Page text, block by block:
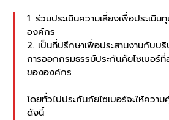
1. ร่วมประเมินความเสี่ยงเพื่อประเมิน
องค์กร
2. เป็นที่ปรึกษาเพื่อประสานงานกับบ
การออกกรมธรรม์ประกันภัยไซเบอร์
ขององค์กร
โดยทั่วไปประกันภัยไซเบอร์จะให้คว
ดังนี้